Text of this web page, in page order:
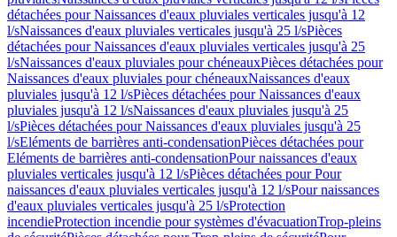
détachées pour Naissances d'eaux pluviales verticales jusqu'à 12
l/sNaissances d'eaux pluviales verticales jusqu'à 25 l/sPièces
détachées pour Naissances d'eaux pluviales verticales jusqu'à 25
l/sNaissances d'eaux pluviales pour chéneauxPièces détachées pour
Naissances d'eaux pluviales pour chéneauxNaissances d'eaux
pluviales jusqu'à 12 l/sPièces détachées pour Naissances d'eaux
pluviales jusqu'à 12 l/sNaissances d'eaux pluviales jusqu'à 25
l/sPièces détachées pour Naissances d'eaux pluviales jusqu'à 25
l/sEléments de barrières anti-condensationPièces détachées pour
Eléments de barrières anti-condensationPour naissances d'eaux
pluviales verticales jusqu'à 12 l/sPièces détachées pour Pour
naissances d'eaux pluviales verticales jusqu'à 12 l/sPour naissances
d'eaux pluviales verticales jusqu'à 25 l/sProtection
incendieProtection incendie pour systèmes d'évacuationTrop-pleins